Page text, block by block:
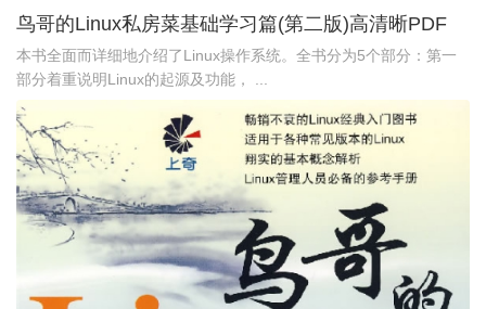
鸟哥的Linux私房菜基础学习篇(第二版)高清晰PDF
本书全面而详细地介绍了Linux操作系统。全书分为5个部分：第一
部分着重说明Linux的起源及功能， ...